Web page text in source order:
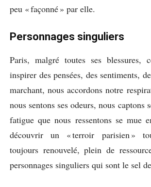
peu « façonné » par elle.
Personnages singuliers
Paris, malgré toutes ses blessures,
inspirer des pensées, des sentiments,
marchant, nous accordons notre
nous sentons ses odeurs, nous captons
fatigue que nous ressentons se mue
découvrir un « terroir parisien »
toujours renouvelé, plein de
personnages singuliers qui sont le sel